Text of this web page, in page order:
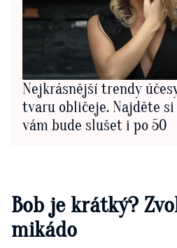
Nejkrásnější trendy
tvaru obličeje. Najděte
vám bude slušet i po 50
Bob je krátký?
mikádo